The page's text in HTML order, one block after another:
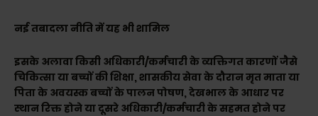
नई तबादला नीति में यह भी शामिल
इसके अलावा किसी अधिकारी/कर्मचारी के व्यक्तिगत कारणों जैसे
चिकित्सा या बच्चों की शिक्षा, शासकीय सेवा के दौरान मृत माता या
पिता के अवयस्क बच्चों के पालन पोषण, देखभाल के आधार पर
स्थान रिक्त होने या दूसरे अधिकारी/कर्मचारी के सहमत होने पर